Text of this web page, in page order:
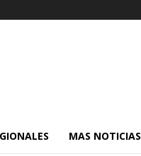
MAS NOTICIAS